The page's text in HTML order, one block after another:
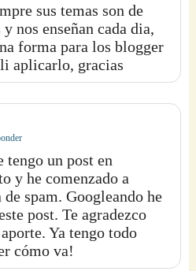
sus temas son de
nos enseñan cada dia,
forma para los blogger
aplicarlo, gracias
tengo un post en
y he comenzado a
spam. Googleando he
post. Te agradezco
Ya tengo todo
cómo va!